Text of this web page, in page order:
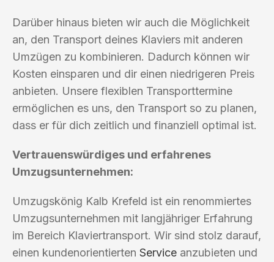
Darüber hinaus bieten wir auch die Möglichkeit
an, den Transport deines Klaviers mit anderen
Umzügen zu kombinieren. Dadurch können wir
Kosten einsparen und dir einen niedrigeren Preis
anbieten. Unsere flexiblen Transporttermine
ermöglichen es uns, den Transport so zu planen,
dass er für dich zeitlich und finanziell optimal ist.
Vertrauenswürdiges und erfahrenes
Umzugsunternehmen:
Umzugskönig Kalb Krefeld ist ein renommiertes
Umzugsunternehmen mit langjähriger Erfahrung
im Bereich Klaviertransport. Wir sind stolz darauf,
einen kundenorientierten Service anzubieten und